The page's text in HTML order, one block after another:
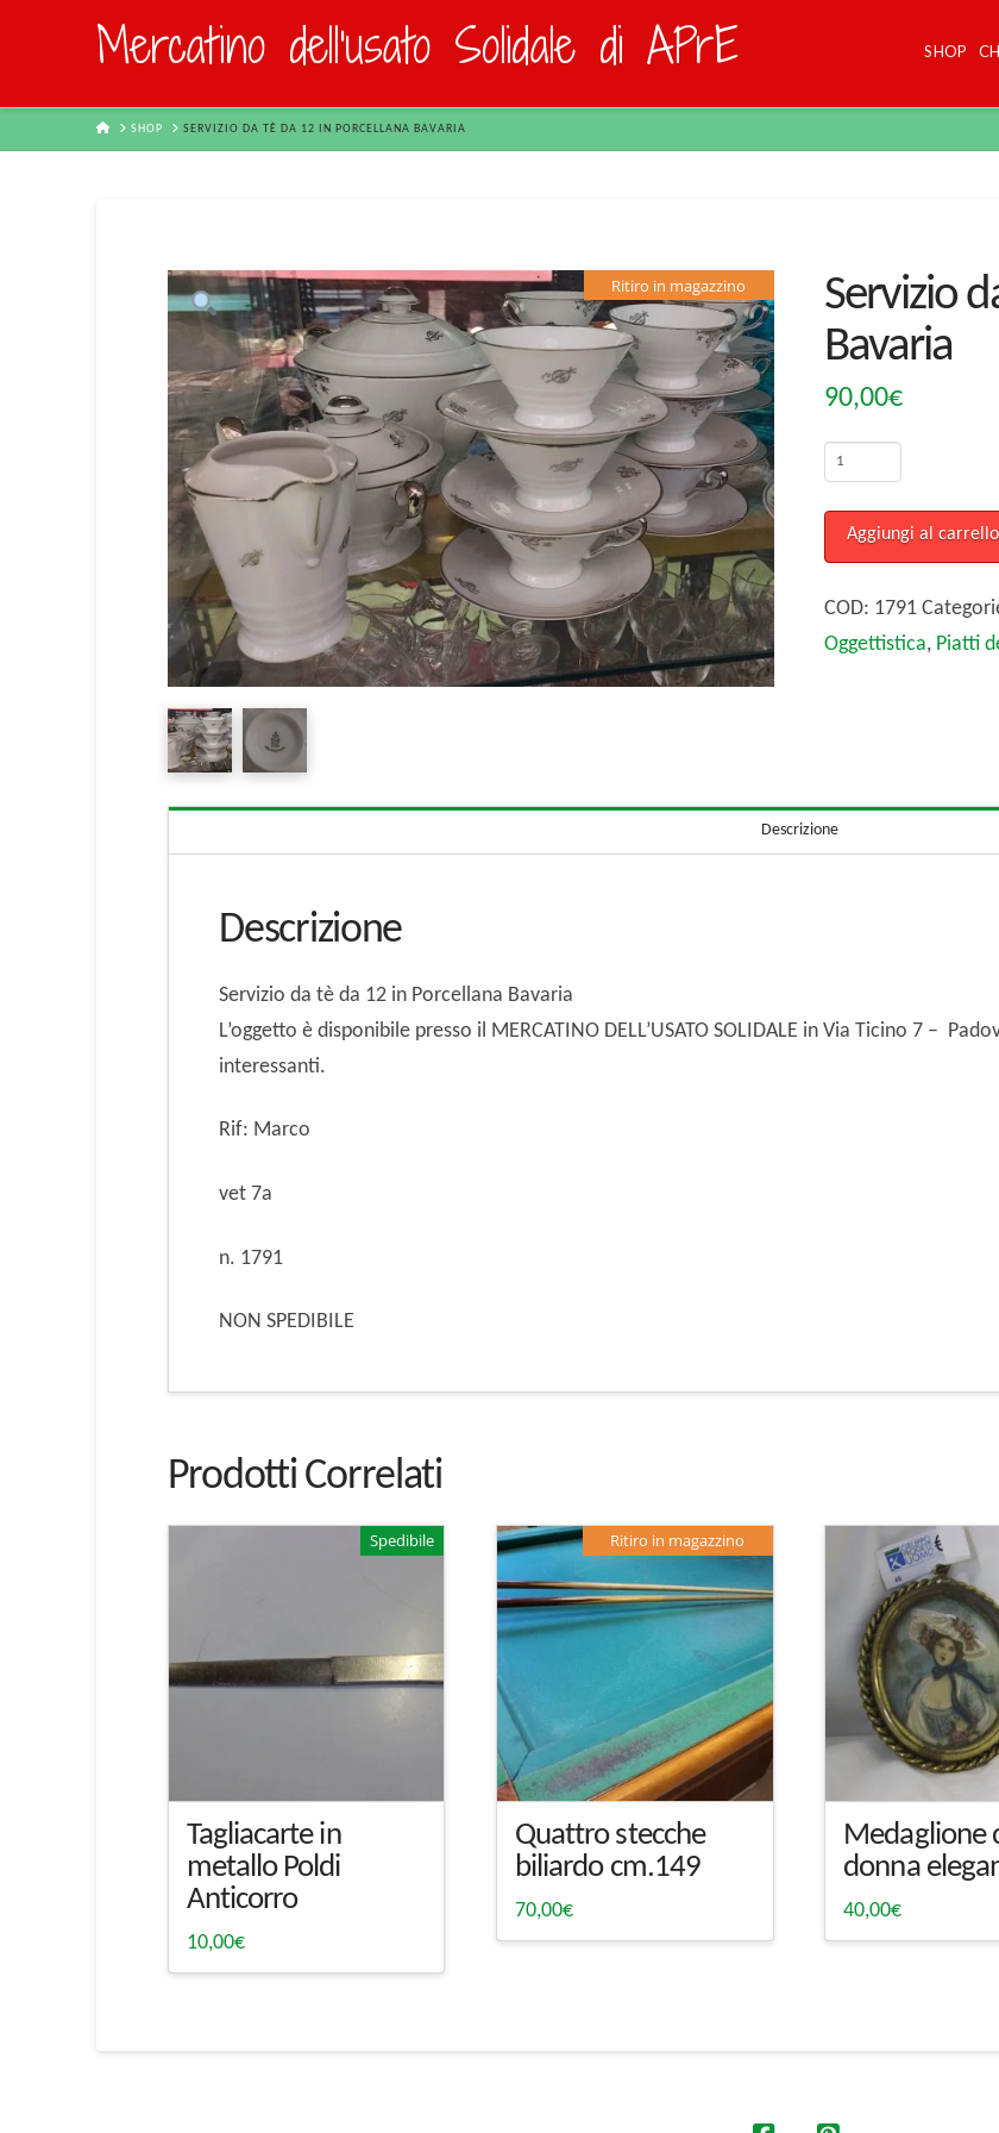
Mercatino dell'usato Solidale di APrE SHOP
HOMESHOP SERVIZIO DA TÈ DA 12 IN PORCELLANA BAVARIA
Ritiro in magazzino
Servizio
Bavaria
90,00€
Servizio
da
12
in
Aggiungi al carrello
COD: 1791
Oggettistica, Piatti
Descrizione
Descrizione
Servizio da tè da 12 in Porcellana Bavaria
L’oggetto è disponibile presso il MERCATINO DELL’USATO SOLIDALE in Via Ticino 7 –
interessanti.
Rif: Marco
vet 7a
n. 1791
NON SPEDIBILE
Prodotti Correlati
Spedibile
Tagliacarte in
metallo Poldi
Anticorro
10,00€
Ritiro in magazzino
Quattro stecche
biliardo cm.149
70,00€
Medaglione
donna
40,00€